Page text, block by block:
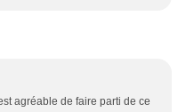
agréable de faire parti de ce